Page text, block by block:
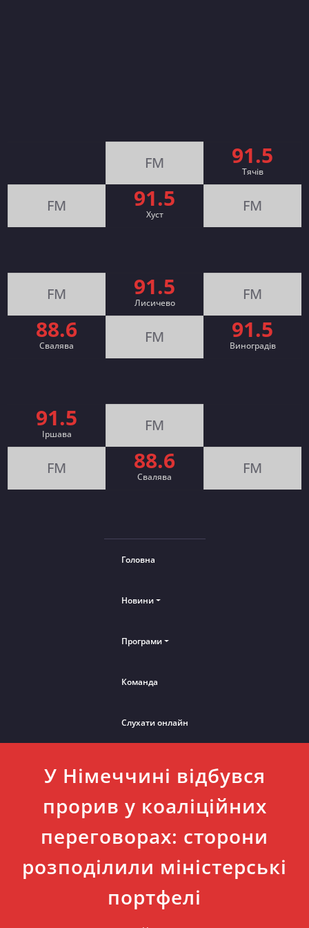
FM 91.5
Тячів
FM 91.5
Хуст FM
FM 91.5
Лисичево FM
88.6
Свалява FM 91.5
Виноградів
91.5
Іршава FM
FM 88.6
Cвалява FM
Головна
Новини
Програми
Команда
Слухати онлайн
У Німеччині відбувся
прорив у коаліційних
переговорах: сторони
розподілили міністерські
портфелі